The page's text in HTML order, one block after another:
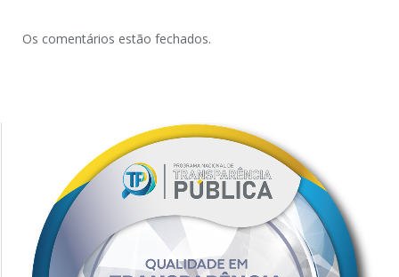
Os comentários estão fechados.